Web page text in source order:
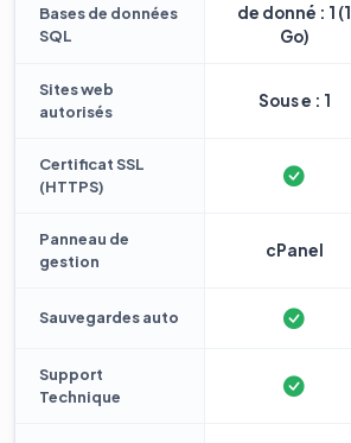
Bases de données
SQL
de donné : 1 (1
Go)
Sites web
autorisés
Sous e : 1
Certificat SSL
(HTTPS)
Panneau de
gestion
cPanel
Sauvegardes auto
Support
Technique